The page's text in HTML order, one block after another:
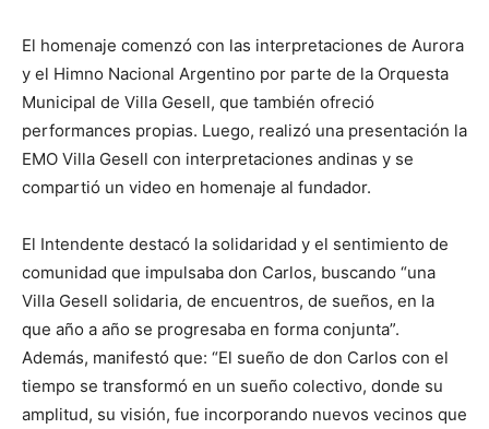
El homenaje comenzó con las interpretaciones de Aurora
y el Himno Nacional Argentino por parte de la Orquesta
Municipal de Villa Gesell, que también ofreció
performances propias. Luego, realizó una presentación la
EMO Villa Gesell con interpretaciones andinas y se
compartió un video en homenaje al fundador.
El Intendente destacó la solidaridad y el sentimiento de
comunidad que impulsaba don Carlos, buscando “una
Villa Gesell solidaria, de encuentros, de sueños, en la
que año a año se progresaba en forma conjunta”.
Además, manifestó que: “El sueño de don Carlos con el
tiempo se transformó en un sueño colectivo, donde su
amplitud, su visión, fue incorporando nuevos vecinos que